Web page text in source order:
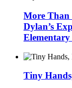
More Than
Dylan’s
Elementary
Tiny